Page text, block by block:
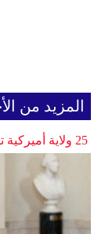
المزيد من
25 ولاية أميركية ترفع دعوى ضد ترامب بسبب الرسوم الجمركية